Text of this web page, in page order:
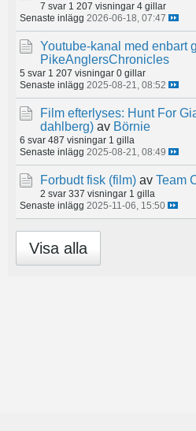
7 svar 1 207 visningar 4 gillar
Senaste inlägg 2026-06-18, 07:47
Youtube-kanal med enbart
PikeAnglersChronicles
5 svar 1 207 visningar 0 gillar
Senaste inlägg 2025-08-21, 08:52
Film efterlyses: Hunt For
dahlberg) av Börnie
6 svar 487 visningar 1 gilla
Senaste inlägg 2025-08-21, 08:49
Forbudt fisk (film) av Team
2 svar 337 visningar 1 gilla
Senaste inlägg 2025-11-06, 15:50
Visa alla